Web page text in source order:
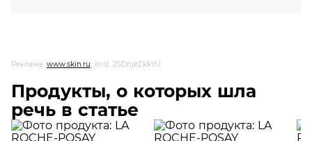
Реклама, www.skin.ru, erid: 2SDnjeZkkYU
Продукты, о которых шла
речь в статье